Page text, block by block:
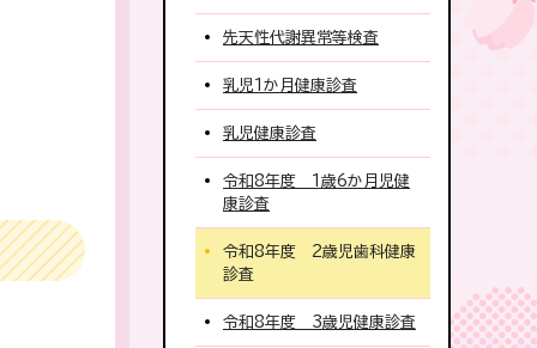
先天性代謝異常等検査
乳児1か月健康診査
乳児健康診査
令和8年度 1歳6か月児健
康診査
令和8年度 2歳児歯科健康
診査
令和8年度 3歳児健康診査